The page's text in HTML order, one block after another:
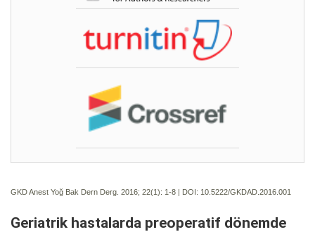
GKD Anest Yoğ Bak Dern Derg. 2016; 22(1): 1-8 | DOI: 10.5222/GKDAD.2016.001
Geriatrik hastalarda preoperatif dönemde